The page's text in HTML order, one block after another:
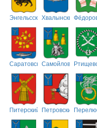
ЭнгельсскийХвалынский
СаратовскийСамойловский
Питерский Петровский